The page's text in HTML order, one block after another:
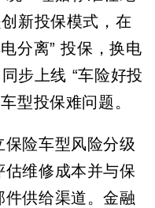
新投保模式，在
分离” 投保，换电
步上线 “车险好投
型投保难问题。
险车型风险分级
维修成本并与保
供给渠道。金融